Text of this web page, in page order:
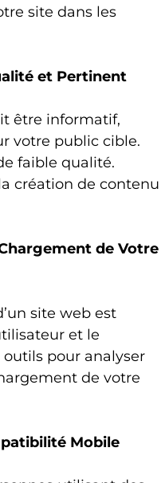
site dans les
et Pertinent
être informatif,
votre public cible.
faible qualité.
création de contenu
de Votre
site web est
et le
pour analyser
de votre
Mobile